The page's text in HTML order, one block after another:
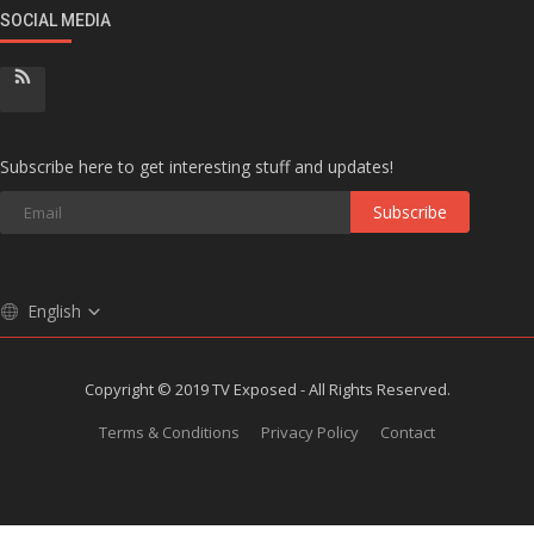
SOCIAL MEDIA
Subscribe here to get interesting stuff and updates!
Subscribe
English
Copyright © 2019 TV Exposed - All Rights Reserved.
Terms & Conditions
Privacy Policy Contact